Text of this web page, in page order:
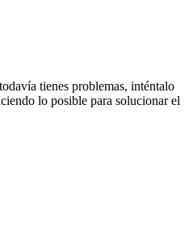
tienes problemas, inténtalo
lo posible para solucionar el